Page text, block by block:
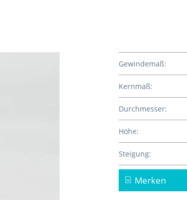
Gewindemaß:
Kernmaß:
Durchmesser:
Höhe:
Steigung:
Merken